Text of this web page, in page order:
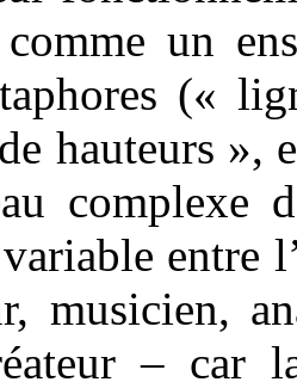
un
(«
hauteurs »,
complexe
entre
musicien,
– car